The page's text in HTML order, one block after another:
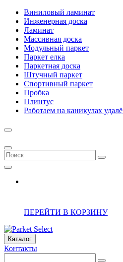
Виниловый ламинат
Инженерная доска
Ламинат
Массивная доска
Модульный паркет
Паркет елка
Паркетная доска
Штучный паркет
Спортивный паркет
Пробка
Плинтус
Работаем на каникулах
ПЕРЕЙТИ В КОРЗИНУ
Каталог
Контакты